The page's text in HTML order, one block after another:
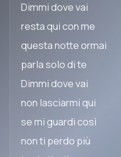
Dimmi dove vai
resta qui con me
questa notte ormai
parla solo di te
Dimmi dove vai
non lasciarmi qui
se mi guardi così
non ti perdo più